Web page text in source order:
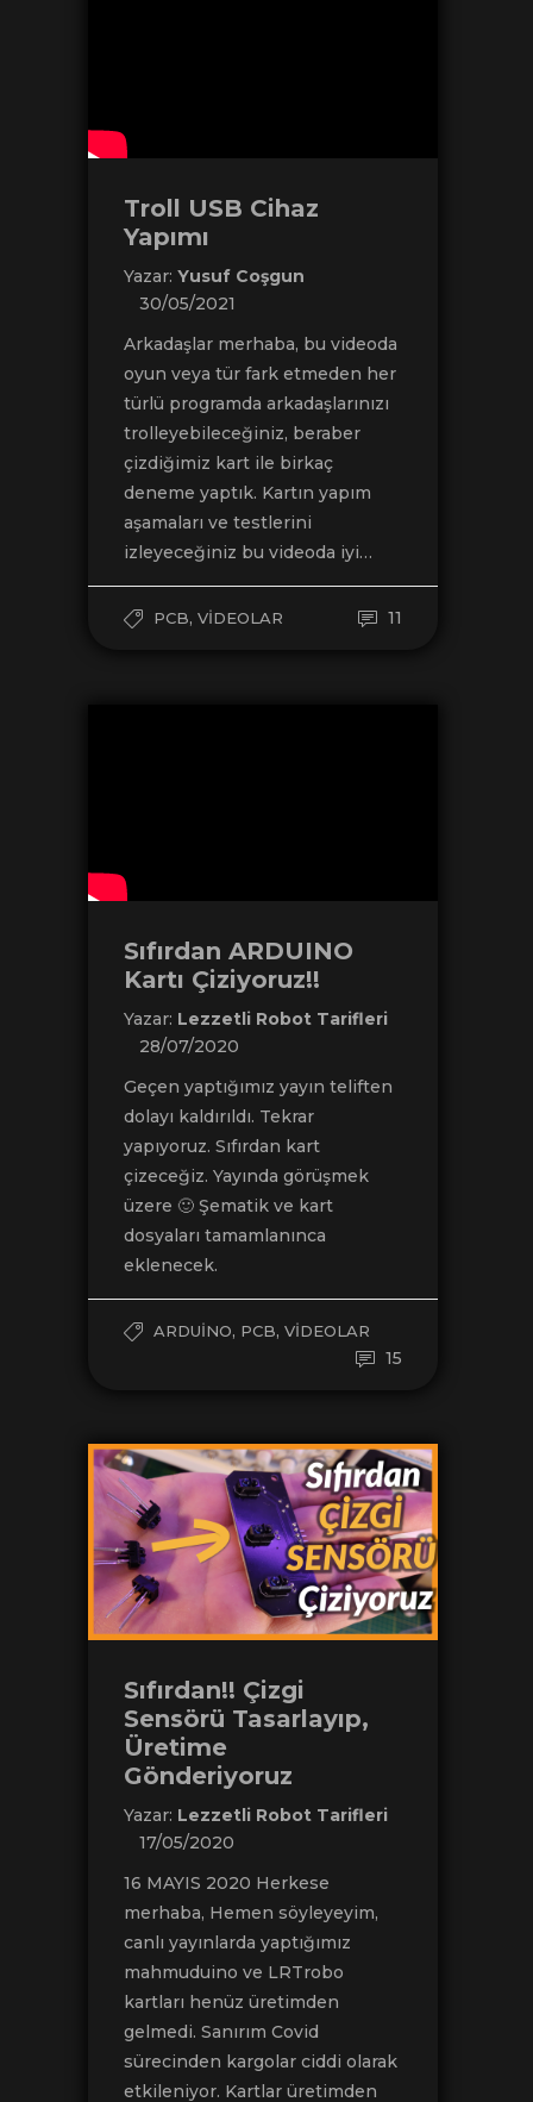
Troll USB Cihaz
Yapımı
Yazar: Yusuf Coşgun
30/05/2021
Arkadaşlar merhaba, bu videoda
oyun veya tür fark etmeden her
türlü programda arkadaşlarınızı
trolleyebileceğiniz, beraber
çizdiğimiz kart ile birkaç
deneme yaptık. Kartın yapım
aşamaları ve testlerini
izleyeceğiniz bu videoda iyi…
PCB, VIDEOLAR 11
Sıfırdan ARDUINO
Kartı Çiziyoruz!!
Yazar: Lezzetli Robot Tarifleri
28/07/2020
Geçen yaptığımız yayın teliften
dolayı kaldırıldı. Tekrar
yapıyoruz. Sıfırdan kart
çizeceğiz. Yayında görüşmek
üzere 🙂 Şematik ve kart
dosyaları tamamlanınca
eklenecek.
ARDUINO, PCB, VIDEOLAR
15
Sıfırdan!! Çizgi
Sensörü Tasarlayıp,
Üretime
Gönderiyoruz
Yazar: Lezzetli Robot Tarifleri
17/05/2020
16 MAYIS 2020 Herkese
merhaba, Hemen söyleyeyim,
canlı yayınlarda yaptığımız
mahmuduino ve LRTrobo
kartları henüz üretimden
gelmedi. Sanırım Covid
sürecinden kargolar ciddi olarak
etkileniyor. Kartlar üretimden